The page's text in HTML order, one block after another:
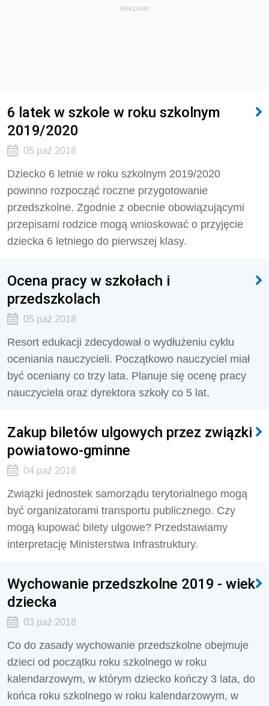
REKLAMA
6 latek w szkole w roku szkolnym
2019/2020
05 paź 2018
Dziecko 6 letnie w roku szkolnym 2019/2020
powinno rozpocząć roczne przygotowanie
przedszkolne. Zgodnie z obecnie obowiązującymi
przepisami rodzice mogą wnioskować o przyjęcie
dziecka 6 letniego do pierwszej klasy.
Ocena pracy w szkołach i
przedszkolach
05 paź 2018
Resort edukacji zdecydował o wydłużeniu cyklu
oceniania nauczycieli. Początkowo nauczyciel miał
być oceniany co trzy lata. Planuje się ocenę pracy
nauczyciela oraz dyrektora szkoły co 5 lat.
Zakup biletów ulgowych przez związki
powiatowo-gminne
04 paź 2018
Związki jednostek samorządu terytorialnego mogą
być organizatorami transportu publicznego. Czy
mogą kupować bilety ulgowe? Przedstawiamy
interpretację Ministerstwa Infrastruktury.
Wychowanie przedszkolne 2019 - wiek
dziecka
03 paź 2018
Co do zasady wychowanie przedszkolne obejmuje
dzieci od początku roku szkolnego w roku
kalendarzowym, w którym dziecko kończy 3 lata, do
końca roku szkolnego w roku kalendarzowym, w